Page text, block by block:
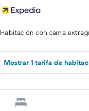
Habitación con cama
Mostrar 1 tarifa de